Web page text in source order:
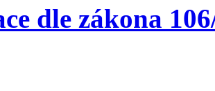
dle zákona